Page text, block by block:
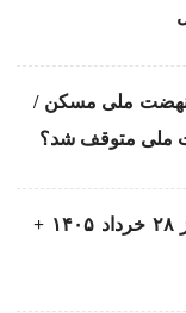
نهضت ملی مسکن /
ملی متوقف شد؟
قیمت جدید سیمان امروز ۲۸ خرداد ۱۴۰۵ +